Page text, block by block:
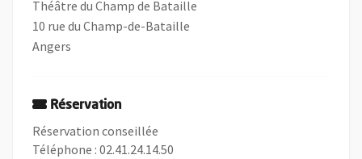
Théâtre du Champ de Bataille
10 rue du Champ-de-Bataille
Angers
Réservation
Réservation conseillée
Téléphone : 02.41.24.14.50